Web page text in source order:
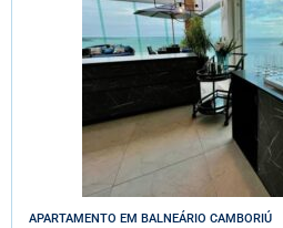
APARTAMENTO EM BALNEÁRIO CAMBORIÚ